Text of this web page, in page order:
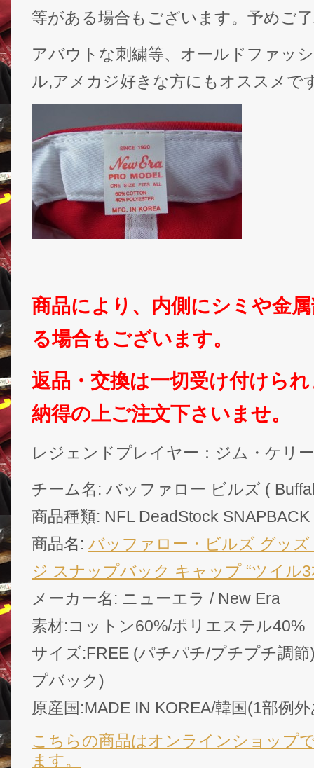
等がある場合もございます。予めご
アバウトな刺繍等、オールドファッ
ル,アメカジ好きな方にもオススメで
商品により、内側にシミや金
る場合もございます。
返品・交換は一切受け付けら
納得の上ご注文下さいませ。
レジェンドプレイヤー：ジム・ケリー
チーム名: バッファロー ビルズ (
商品種類: NFL DeadStock SNAPBACK
商品名: バッファロー・ビルズ グッ
ジ スナップバック キャップ “ツイル3
メーカー名: ニューエラ / New Era
素材:コットン60%/ポリエステル40%
サイズ:FREE (パチパチ/プチプチ調
プバック)
原産国:MADE IN KOREA/韓国(1部例
こちらの商品はオンラインショップ
ます。